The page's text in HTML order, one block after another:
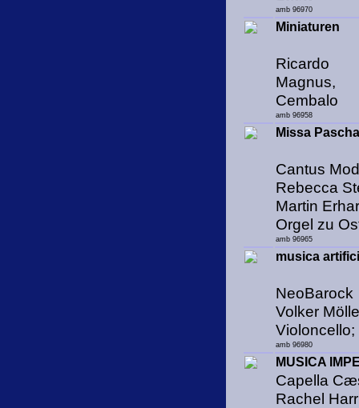
amb 96970
Miniaturen
Ricardo
Magnus,
Cembalo
amb 96958
Missa
Cantus
Rebecca
Martin
Orgel zu
amb 96965
musica
NeoBarock
Volker
Violoncello;
amb 96980
MUSICA
Capella
Rachel